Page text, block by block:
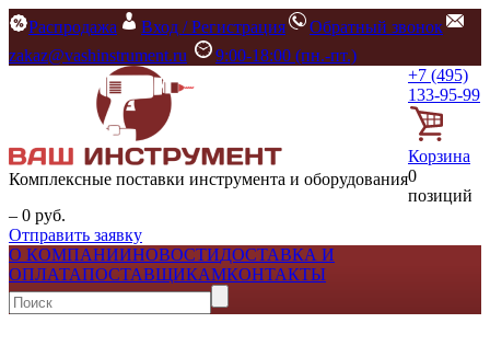
Распродажа Вход / Регистрация
Обратный звонок
zakaz@vashinstrument.ru
9:00-18:00 (пн.-пт.)
Комплексные поставки инструмента и оборудования
+7 (495)
133-95-99
Корзина
0
позиций
– 0 руб.
Отправить заявку
О КОМПАНИИНОВОСТИДОСТАВКА И
ОПЛАТАПОСТАВЩИКАМКОНТАКТЫ